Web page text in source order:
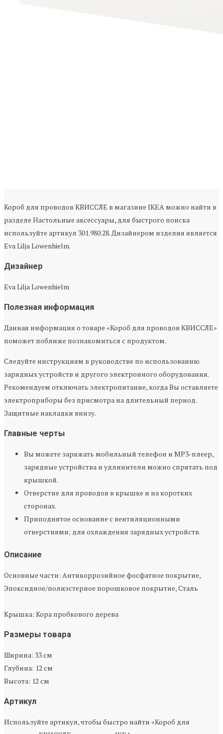
Короб для проводов КВИССЛЕ в магазине IKEA можно найти в
разделе Настольные аксессуары, для быстрого поиска
используйте артикул 301.980.28. Дизайнером изделия является
Eva Lilja Lowenhielm.
Дизайнер
Eva Lilja Lowenhielm
Полезная информация
Данная информация о товаре «Короб для проводов КВИССЛЕ»
поможет поближе познакомиться с продуктом.
Следуйте инструкциям в руководстве по использованию
зарядных устройств и другого электронного оборудования.
Рекомендуем отключать электропитание, когда Вы оставляете
электроприборы без присмотра на длительный период.
Защитные накладки внизу.
Главные черты
Вы можете заряжать мобильный телефон и MP3-плеер,
зарядные устройства и удлинители можно спрятать под
крышкой.
Отверстие для проводов в крышке и на коротких
сторонах.
Приподнятое основание с вентиляционными
отверстиями; для охлаждения зарядных устройств.
Описание
Основные части: Антикоррозийное фосфатное покрытие,
Эпоксидное/полиэстерное порошковое покрытие, Сталь
Крышка: Кора пробкового дерева
Размеры товара
Ширина: 33 см
Глубина: 12 см
Высота: 12 см
Артикул
Используйте артикул, чтобы быстро найти «Короб для